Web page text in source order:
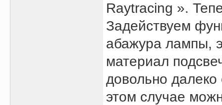
Raytracing ».
Задействуем
абажура лампы,
материал
довольно далеко
этом случае